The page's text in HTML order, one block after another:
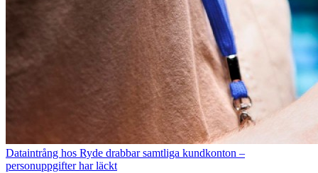
Dataintrång hos Ryde drabbar samtliga kundkonton –
personuppgifter har läckt